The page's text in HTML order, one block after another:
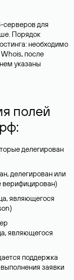
серверов для
Порядок
необходимо
после
указаны
полей
делегирован
делегирован или
верифицирован)
являющегося
являющегося
поддержка
заявки